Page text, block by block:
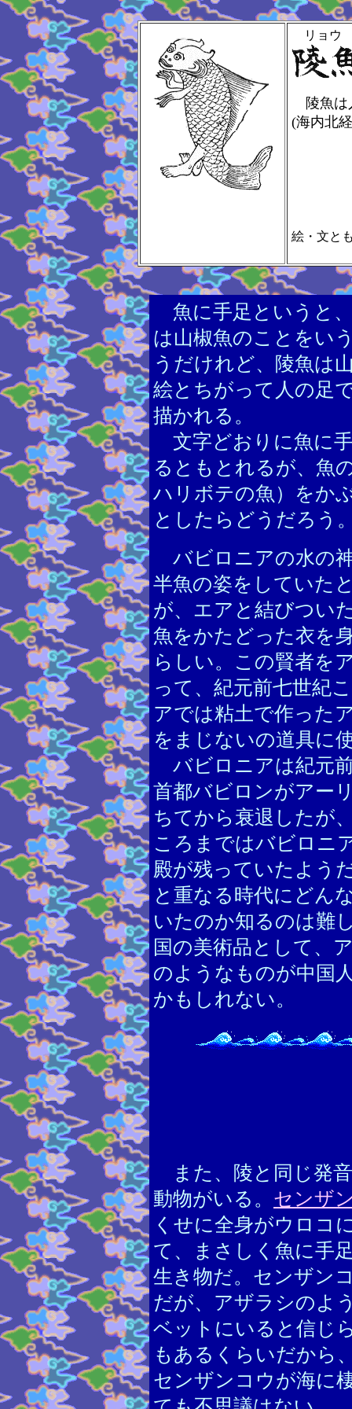
リョウ
陵魚は
(
絵・文と
魚に手足というと
は山椒魚のことをい
うだけれど、陵魚は
絵とちがって人の足
描かれる。
文字どおりに魚に
るともとれるが、魚
ハリボテの魚）をか
としたらどうだろう
バビロニアの水の
半魚の姿をしていた
が、エアと結びつい
魚をかたどった衣を
らしい。この賢者を
って、紀元前七世紀
アでは粘土で作った
をまじないの道具に
バビロニアは紀元
首都バビロンがアー
ちてから衰退したが
ころまではバビロニ
殿が残っていたよう
と重なる時代にどん
いたのか知るのは難
国の美術品として、
のようなものが中国
かもしれない。
また、陵と同じ発
動物がいる。 センザ
くせに全身がウロコ
て、まさしく魚に手
生き物だ。センザン
だが、アザラシのよ
ベットにいると信じ
もあるくらいだから
センザンコウが海に